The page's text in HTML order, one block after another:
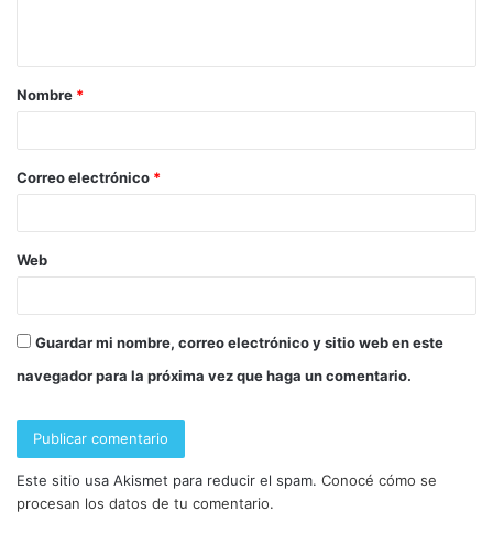
Nombre *
Correo electrónico *
Web
Guardar mi nombre, correo electrónico y sitio web en este
navegador para la próxima vez que haga un comentario.
Este sitio usa Akismet para reducir el spam. Conocé cómo se
procesan los datos de tu comentario.